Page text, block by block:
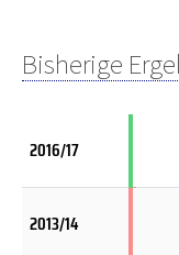
Bisherige
2016/17
2013/14